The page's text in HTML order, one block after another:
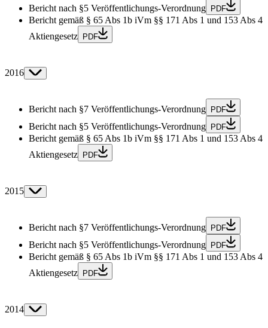
Bericht nach §5 Veröffentlichungs-Verordnung PDF
Bericht gemäß § 65 Abs 1b iVm §§ 171 Abs 1 und 153 Abs 4
Aktiengesetz
PDF
2016
Bericht nach §7 Veröffentlichungs-Verordnung PDF
Bericht nach §5 Veröffentlichungs-Verordnung PDF
Bericht gemäß § 65 Abs 1b iVm §§ 171 Abs 1 und 153 Abs 4
Aktiengesetz
PDF
2015
Bericht nach §7 Veröffentlichungs-Verordnung PDF
Bericht nach §5 Veröffentlichungs-Verordnung PDF
Bericht gemäß § 65 Abs 1b iVm §§ 171 Abs 1 und 153 Abs 4
Aktiengesetz
PDF
2014